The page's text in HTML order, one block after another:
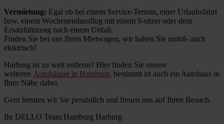
Vermietung: Egal ob bei einem Service-Termin, einer Urlaubsfahrt
bzw. einem Wochenendausflug mit einem 9-sitzer oder dem
Ersatzfahrzeug nach einem Unfall.
Finden Sie bei uns Ihren Mietwagen, wir halten Sie mobil- auch
elektrisch!
Harburg ist zu weit entfernt? Hier finden Sie unsere
weiteren Autohäuser in Hamburg, bestimmt ist auch ein Autohaus in
Ihrer Nähe dabei.
Gern beraten wir Sie persönlich und freuen uns auf Ihren Besuch.
Ihr DELLO Team Hamburg Harburg